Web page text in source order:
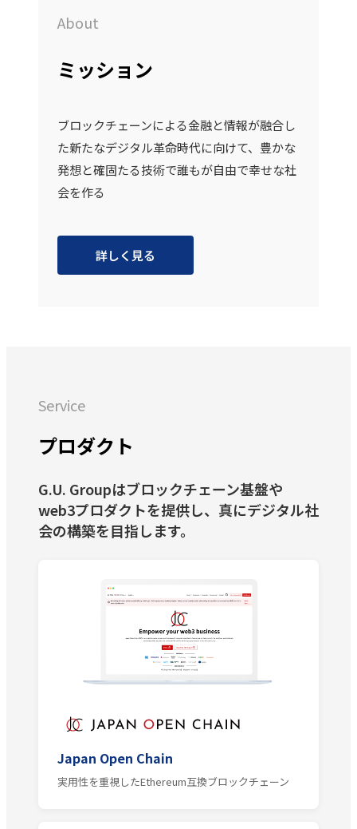
About
ミッション
ブロックチェーンによる金融と情報が融合し
た新たなデジタル革命時代に向けて、豊かな
発想と確固たる技術で誰もが自由で幸せな社
会を作る
詳しく見る
Service
プロダクト
G.U. Groupはブロックチェーン基盤や
web3プロダクトを提供し、真にデジタル社
会の構築を目指します。
Japan Open Chain
実用性を重視したEthereum互換ブロックチェーン